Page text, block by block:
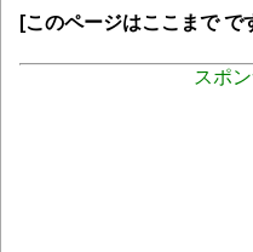
[このページはここまで で
スポ